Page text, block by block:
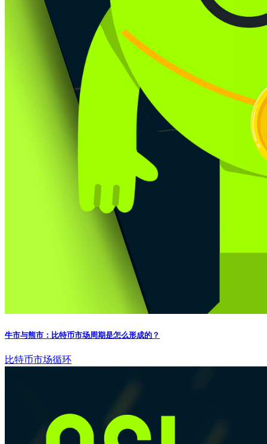
牛市与熊市：比特币市场周期是怎么形成的？
比特币市场循环